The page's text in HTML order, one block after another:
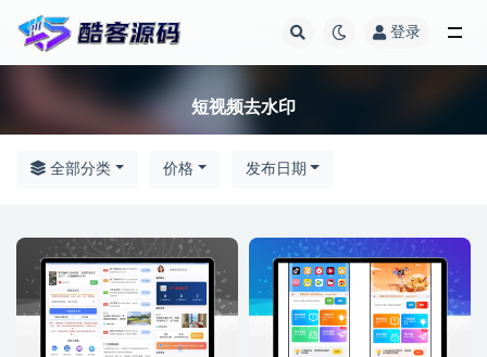
登录
短视频去水印
全部分类 价格 发布日期